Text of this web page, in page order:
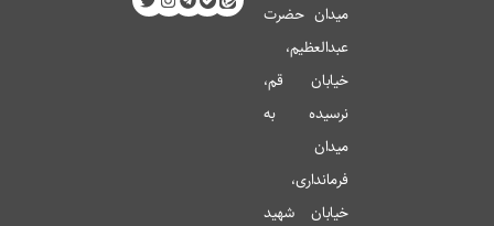
میدان حضرت
عبدالعظیم،
خیابان قم،
نرسیده به
میدان
فرمانداری،
خیابان شهید